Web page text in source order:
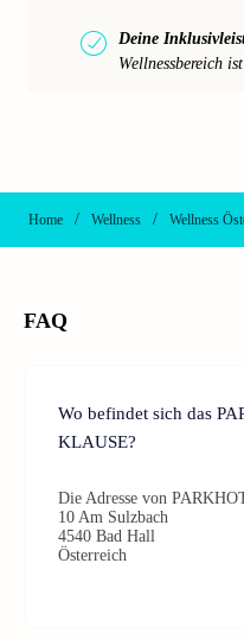
Deine
Wellnessbereich
Home / Wellness / Wellness
FAQ
Wo befindet sich das
KLAUSE?
Die Adresse von
10 Am Sulzbach
4540 Bad Hall
Österreich